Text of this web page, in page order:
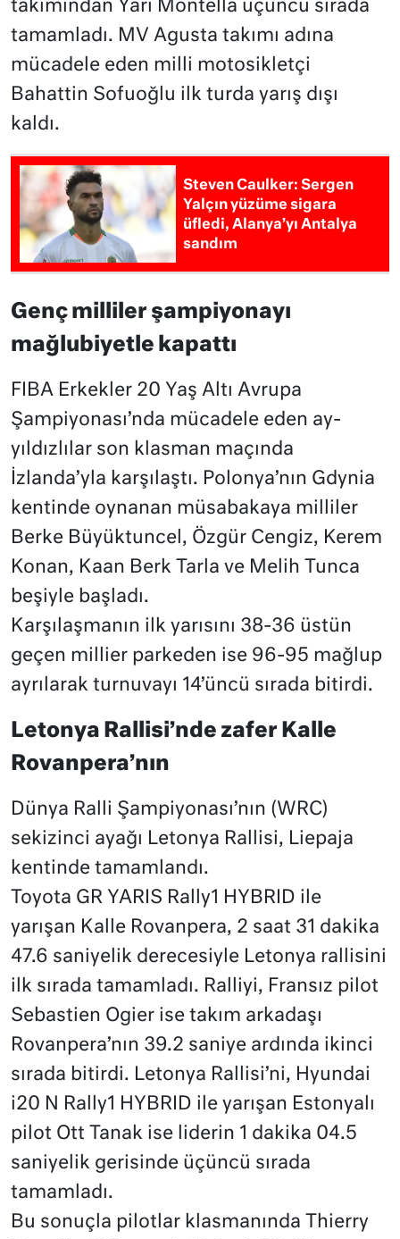
takımından Yari Montella üçüncü sırada
tamamladı. MV Agusta takımı adına
mücadele eden milli motosikletçi
Bahattin Sofuoğlu ilk turda yarış dışı
kaldı.
Steven Caulker: Sergen
Yalçın yüzüme sigara
üfledi, Alanya’yı Antalya
sandım
Genç milliler şampiyonayı
mağlubiyetle kapattı
FIBA Erkekler 20 Yaş Altı Avrupa
Şampiyonası’nda mücadele eden ay-
yıldızlılar son klasman maçında
İzlanda’yla karşılaştı. Polonya’nın Gdynia
kentinde oynanan müsabakaya milliler
Berke Büyüktuncel, Özgür Cengiz, Kerem
Konan, Kaan Berk Tarla ve Melih Tunca
beşiyle başladı.
Karşılaşmanın ilk yarısını 38-36 üstün
geçen millier parkeden ise 96-95 mağlup
ayrılarak turnuvayı 14’üncü sırada bitirdi.
Letonya Rallisi’nde zafer Kalle
Rovanpera’nın
Dünya Ralli Şampiyonası’nın (WRC)
sekizinci ayağı Letonya Rallisi, Liepaja
kentinde tamamlandı.
Toyota GR YARIS Rally1 HYBRID ile
yarışan Kalle Rovanpera, 2 saat 31 dakika
47.6 saniyelik derecesiyle Letonya rallisini
ilk sırada tamamladı. Ralliyi, Fransız pilot
Sebastien Ogier ise takım arkadaşı
Rovanpera’nın 39.2 saniye ardında ikinci
sırada bitirdi. Letonya Rallisi’ni, Hyundai
i20 N Rally1 HYBRID ile yarışan Estonyalı
pilot Ott Tanak ise liderin 1 dakika 04.5
saniyelik gerisinde üçüncü sırada
tamamladı.
Bu sonuçla pilotlar klasmanında Thierry